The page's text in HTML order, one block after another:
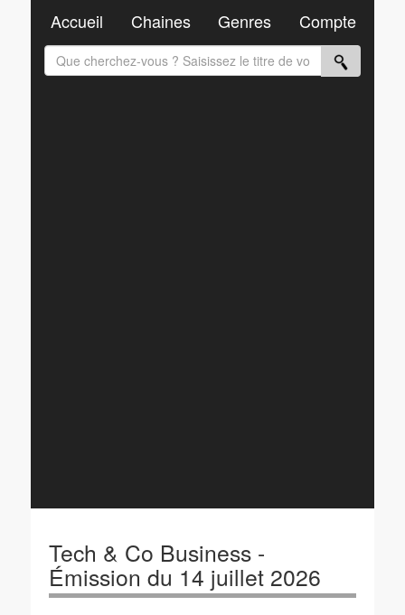
Tech & Co Business -
Émission du 14 juillet 2026
Accueil Chaines Genres Compte